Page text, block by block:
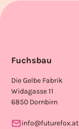
Fuchsbau
Die Gelbe Fabrik
Widagasse 11
6850 Dornbirn
info@futurefox.at